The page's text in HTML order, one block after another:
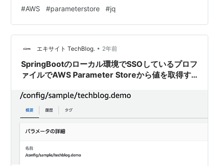
ニアらしくないので、AWS CLIを使って一覧をズバッと
取得しようと思いました。 ただ、意外とネット上にドン
ピシャの答えがなかったので、（GitHub Copilot Chatに
助けを借りながら）これが最適解かな、と思うコマンド
を導き出…
#AWS #parameterstore #jq
エキサイト TechBlog. • 2年前
SpringBootのローカル環境でSSOしているプロフ
ァイルでAWS Parameter Storeから値を取得す